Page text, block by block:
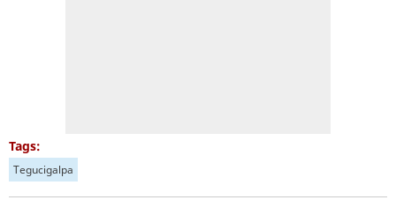
Tags:
Tegucigalpa